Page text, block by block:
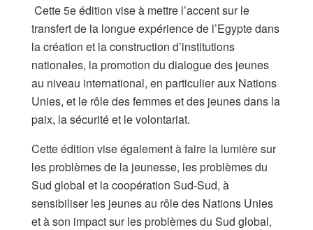
Cette 5e édition vise à mettre l’accent sur le
transfert de la longue expérience de l’Egypte dans
la création et la construction d’institutions
nationales, la promotion du dialogue des jeunes
au niveau international, en particulier aux Nations
Unies, et le rôle des femmes et des jeunes dans la
paix, la sécurité et le volontariat.
Cette édition vise également à faire la lumière sur
les problèmes de la jeunesse, les problèmes du
Sud global et la coopération Sud-Sud, à
sensibiliser les jeunes au rôle des Nations Unies
et à son impact sur les problèmes du Sud global,